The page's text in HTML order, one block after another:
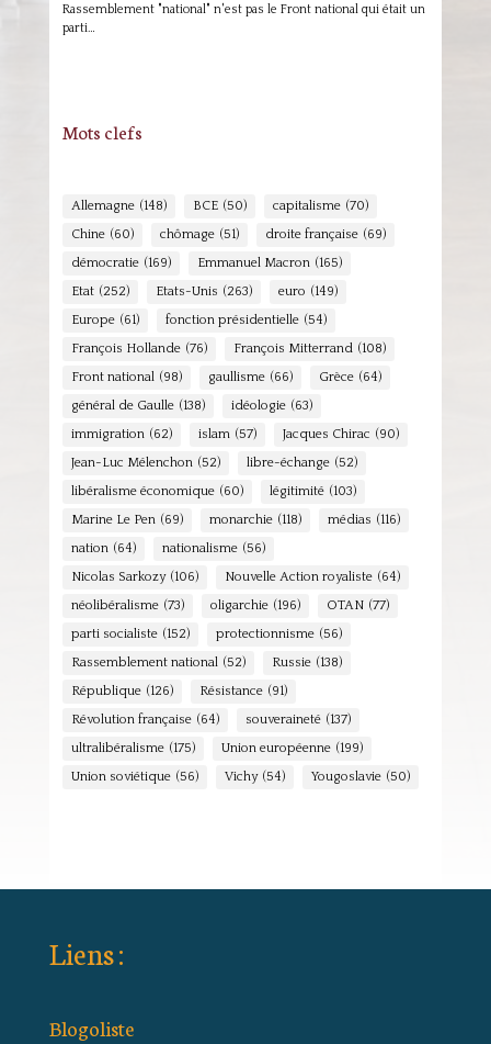
Rassemblement "national" n'est pas le Front national qui était un
parti…
Mots clefs
Allemagne (148) BCE (50) capitalisme (70)
Chine (60) chômage (51) droite française (69)
démocratie (169) Emmanuel Macron (165)
Etat (252) Etats-Unis (263) euro (149)
Europe (61) fonction présidentielle (54)
François Hollande (76) François Mitterrand (108)
Front national (98) gaullisme (66) Grèce (64)
général de Gaulle (138) idéologie (63)
immigration (62) islam (57) Jacques Chirac (90)
Jean-Luc Mélenchon (52) libre-échange (52)
libéralisme économique (60) légitimité (103)
Marine Le Pen (69) monarchie (118) médias (116)
nation (64) nationalisme (56)
Nicolas Sarkozy (106) Nouvelle Action royaliste (64)
néolibéralisme (73) oligarchie (196) OTAN (77)
parti socialiste (152) protectionnisme (56)
Rassemblement national (52) Russie (138)
République (126) Résistance (91)
Révolution française (64) souveraineté (137)
ultralibéralisme (175) Union européenne (199)
Union soviétique (56) Vichy (54) Yougoslavie (50)
Liens :
Blogoliste